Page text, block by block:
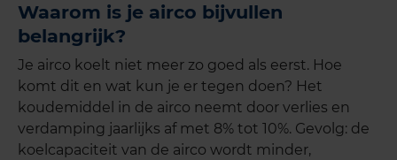
Waarom is je airco bijvullen
belangrijk?
Je airco koelt niet meer zo goed als eerst. Hoe
komt dit en wat kun je er tegen doen? Het
koudemiddel in de airco neemt door verlies en
verdamping jaarlijks af met 8% tot 10%. Gevolg: de
koelcapaciteit van de airco wordt minder,